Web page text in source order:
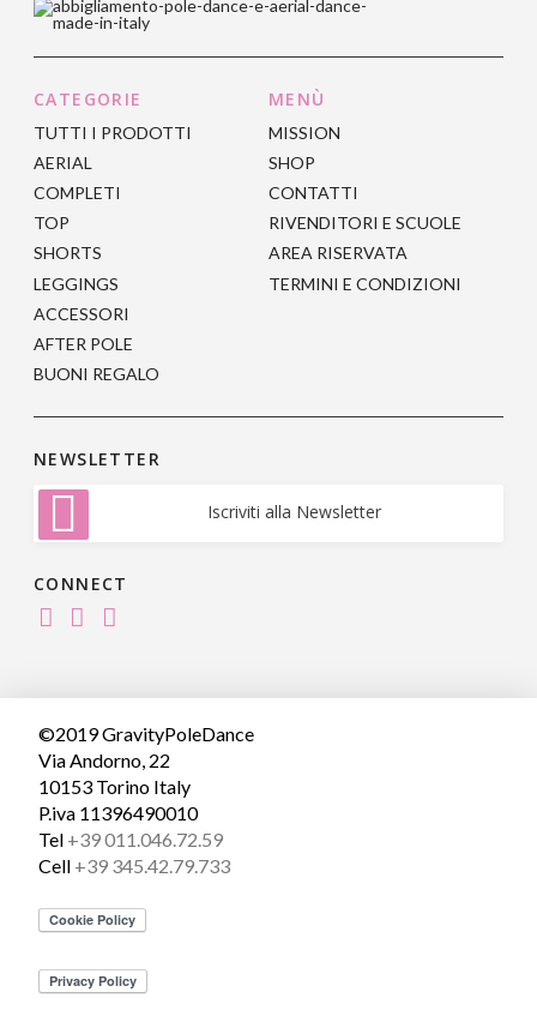
nella
pagina
del
prodotto
pagina
del
prodotto
varianti.
Le
essere
scelte
nella
pagina
del
prodotto
Le
essere
scelte
nella
pagina
del
prodotto
CATEGORIE
TUTTI I PRODOTTI
AERIAL
COMPLETI
TOP
SHORTS
LEGGINGS
ACCESSORI
AFTER POLE
BUONI REGALO
MENÙ
MISSION
SHOP
CONTATTI
RIVENDITORI E SCUOLE
AREA RISERVATA
TERMINI E CONDIZIONI
NEWSLETTER
Iscriviti alla Newsletter
CONNECT
©2019 GravityPoleDance
Via Andorno, 22
10153 Torino Italy
P.iva 11396490010
Tel +39 011.046.72.59
Cell +39 345.42.79.733